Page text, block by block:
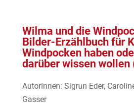
Wilma und die
Bilder-Erzählbuch für
Windpocken haben
darüber wissen wollen
Autorinnen: Sigrun Eder,
Gasser